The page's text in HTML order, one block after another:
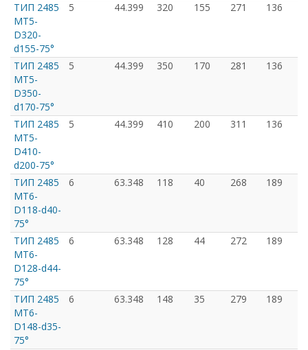
ТИП 2485
MT5-
D320-
d155-75°
5 44.399 320 155 271 136
ТИП 2485
MT5-
D350-
d170-75°
5 44.399 350 170 281 136
ТИП 2485
MT5-
D410-
d200-75°
5 44.399 410 200 311 136
ТИП 2485
MT6-
D118-d40-
75°
6 63.348 118 40 268 189
ТИП 2485
MT6-
D128-d44-
75°
6 63.348 128 44 272 189
ТИП 2485
MT6-
D148-d35-
75°
6 63.348 148 35 279 189